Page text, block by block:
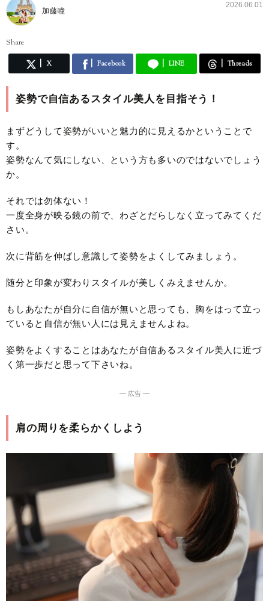
加藤瞳
2026.06.01
Share
X Facebook LINE Threads
姿勢で自信あるスタイル美人を目指そう！
まずどうして姿勢がいいと魅力的に見えるかということで
す。
姿勢なんて気にしない、という方も多いのではないでしょう
か。
それでは勿体ない！
一度全身が映る鏡の前で、わざとだらしなく立ってみてくだ
さい。
次に背筋を伸ばし意識して姿勢をよくしてみましょう。
随分と印象が変わりスタイルが美しくみえませんか。
もしあなたが自分に自信が無いと思っても、胸をはって立っ
ていると自信が無い人には見えませんよね。
姿勢をよくすることはあなたが自信あるスタイル美人に近づ
く第一歩だと思って下さいね。
― 広告 ―
肩の周りを柔らかくしよう